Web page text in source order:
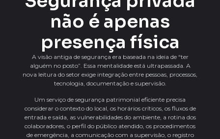
não é apenas
presença física
A visão antiga de segurança era baseada na ideia de “ter
alguém no posto”. Essa mentalidade está ultrapassada. A
nova leitura do setor exige integração entre pessoas, processos,
tecnologia, documentação e supervisão.
Um serviço de segurança patrimonial eficiente precisa
considerar o contexto do local, os horários críticos, os fluxos de
entrada e saída, as vulnerabilidades do ambiente, a rotina dos
colaboradores, o perfil do público atendido, os procedimentos
de emergência, a comunicação com a supervisão, o registro